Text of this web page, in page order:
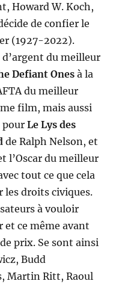
Howard W. Koch,
de confier le
(1927-2022).
d’argent du meilleur
Defiant Ones à la
du meilleur
film, mais aussi
pourLe Lys des
de Ralph Nelson, et
l’Oscar du meilleur
tout ce que cela
les droits civiques.
à vouloir
ce même avant
prix. Se sont ainsi
Budd
Martin Ritt, Raoul